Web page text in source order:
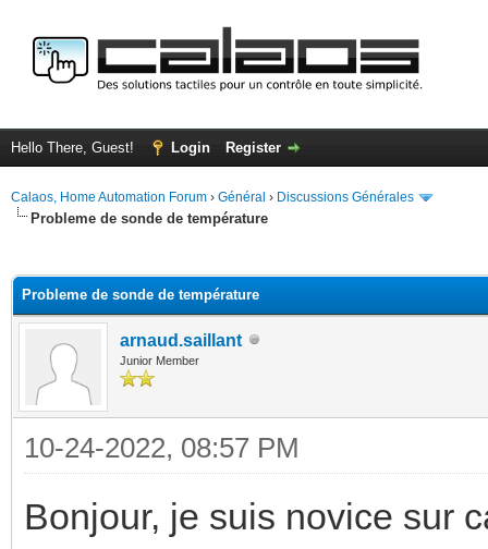
Hello There, Guest! Login Register
Calaos, Home Automation Forum › Général › Discussions Générales
Probleme de sonde de température
Probleme de sonde de température
arnaud.saillant
Junior Member
10-24-2022, 08:57 PM
Bonjour, je suis novice sur